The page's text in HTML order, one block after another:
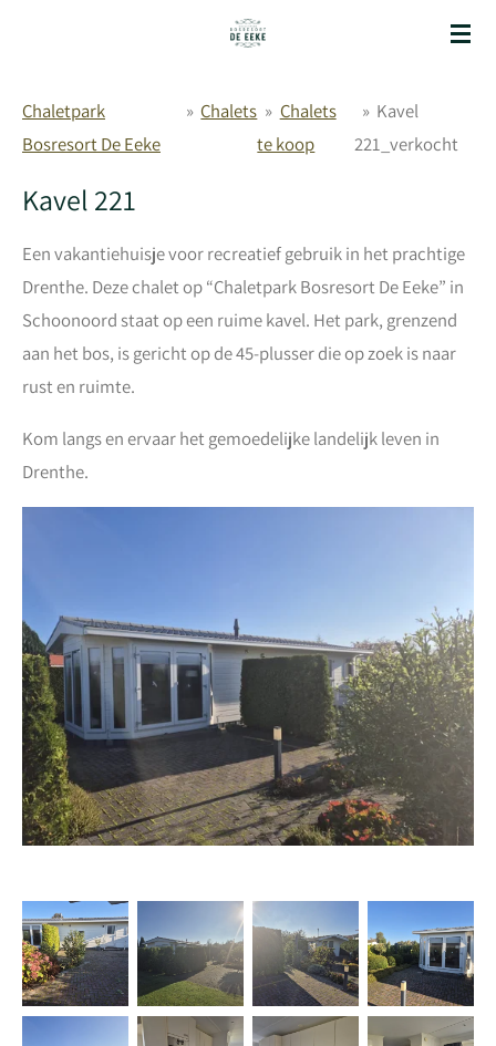
de
hoofdinhoud
Chaletpark
Bosresort De Eeke
» Chalets » Chalets
te koop
» Kavel
221_verkocht
Kavel 221
Een vakantiehuisje voor recreatief gebruik in het prachtige
Drenthe. Deze chalet op “Chaletpark Bosresort De Eeke” in
Schoonoord staat op een ruime kavel. Het park, grenzend
aan het bos, is gericht op de 45-plusser die op zoek is naar
rust en ruimte.
Kom langs en ervaar het gemoedelijke landelijk leven in
Drenthe.